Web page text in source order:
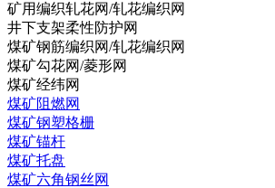
矿用编织轧花网/轧花编织网
井下支架柔性防护网
煤矿钢筋编织网/轧花编织网
煤矿勾花网/菱形网
煤矿经纬网
煤矿阻燃网
煤矿钢塑格栅
煤矿锚杆
煤矿托盘
煤矿六角钢丝网